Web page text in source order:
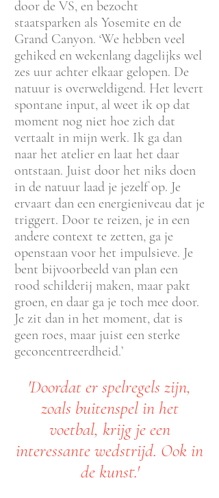
door de VS, en bezocht
staatsparken als Yosemite en de
Grand Canyon. ‘We hebben veel
gehiked en wekenlang dagelijks wel
zes uur achter elkaar gelopen. De
natuur is overweldigend. Het levert
spontane input, al weet ik op dat
moment nog niet hoe zich dat
vertaalt in mijn werk. Ik ga dan
naar het atelier en laat het daar
ontstaan. Juist door het niks doen
in de natuur laad je jezelf op. Je
ervaart dan een energieniveau dat je
triggert. Door te reizen, je in een
andere context te zetten, ga je
openstaan voor het impulsieve. Je
bent bijvoorbeeld van plan een
rood schilderij maken, maar pakt
groen, en daar ga je toch mee door.
Je zit dan in het moment, dat is
geen roes, maar juist een sterke
geconcentreerdheid.’
'Doordat er spelregels zijn,
zoals buitenspel in het
voetbal, krijg je een
interessante wedstrijd. Ook in
de kunst.'